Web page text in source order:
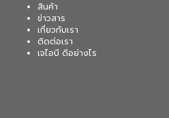
สินค้า
ข่าวสาร
เกี่ยวกับเรา
ติดต่อเรา
เจไอบี ดีอย่างไร